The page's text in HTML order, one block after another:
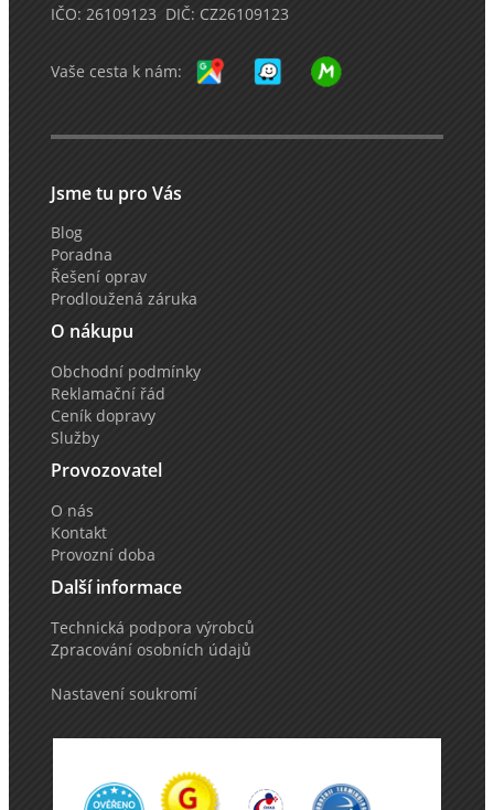
IČO: 26109123 DIČ: CZ26109123
Vaše cesta k nám:
Jsme tu pro Vás
Blog
Poradna
Řešení oprav
Prodloužená záruka
O nákupu
Obchodní podmínky
Reklamační řád
Ceník dopravy
Služby
Provozovatel
O nás
Kontakt
Provozní doba
Další informace
Technická podpora výrobců
Zpracování osobních údajů
Nastavení soukromí